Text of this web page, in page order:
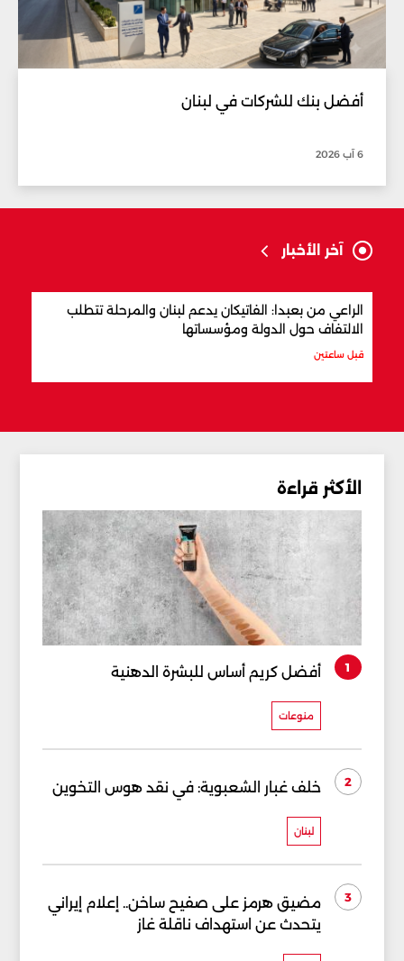
أفضل بنك للشركات في لبنان
6 آب 2026
آخر الأخبار
الراعي من بعبدا: الفاتيكان يدعم لبنان والمرحلة تتطلب
الالتفاف حول الدولة ومؤسساتها
قبل ساعتين
الأكثر قراءة
1 أفضل كريم أساس للبشرة الدهنية
منوعات
2 خلف غبار الشعبوية: في نقد هوس التخوين
لبنان
3
مضيق هرمز على صفيح ساخن.. إعلام إيراني
يتحدث عن استهداف ناقلة غاز